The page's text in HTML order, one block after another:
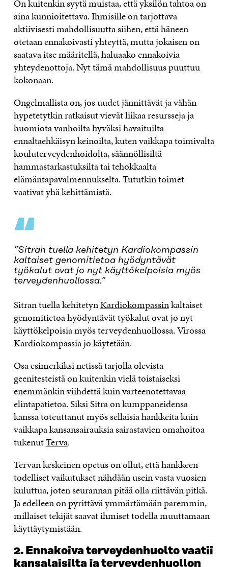
On kuitenkin syytä muistaa, että yksilön tahtoa on
aina kunnioitettava. Ihmisille on tarjottava
aktiivisesti mahdollisuutta siihen, että häneen
otetaan ennakoivasti yhteyttä, mutta jokaisen on
saatava itse määritellä, haluaako ennakoivia
yhteydenottoja. Nyt tämä mahdollisuus puuttuu
kokonaan.
Ongelmallista on, jos uudet jännittävät ja vähän
hypetetytkin ratkaisut vievät liikaa resursseja ja
huomiota vanhoilta hyväksi havaituilta
ennaltaehkäisyn keinoilta, kuten vaikkapa toimivalta
kouluterveydenhoidolta, säännöllisiltä
hammastarkastuksilta tai tehokkaalta
elämäntapavalmennukselta. Tututkin toimet
vaativat yhä kehittämistä.
“
”Sitran tuella kehitetyn Kardiokompassin
kaltaiset genomitietoa hyödyntävät
työkalut ovat jo nyt käyttökelpoisia myös
terveydenhuollossa.”
Sitran tuella kehitetynKardiokompassinkaltaiset
genomitietoa hyödyntävät työkalut ovat jo nyt
käyttökelpoisia myös terveydenhuollossa. Virossa
Kardiokompassia jo käytetään.
Osa esimerkiksi netissä tarjolla olevista
geenitesteistä on kuitenkin vielä toistaiseksi
enemmänkin viihdettä kuin varteenotettavaa
elintapatietoa. Siksi Sitra on kumppaneidensa
kanssa toteuttanut myös sellaisia hankkeita kuin
vaikkapa kansansairauksia sairastavien omahoitoa
tukenutTerva.
Tervan keskeinen opetus on ollut, että hankkeen
todelliset vaikutukset nähdään usein vasta vuosien
kuluttua, joten seurannan pitää olla riittävän pitkä.
Ja edelleen on pyrittävä ymmärtämään paremmin,
millaiset tekijät saavat ihmiset todella muuttamaan
käyttäytymistään.
2. Ennakoiva terveydenhuolto vaatii
kansalaisilta ja terveydenhuollon